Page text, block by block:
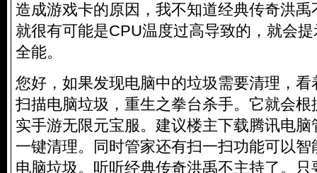
造成游戏卡的原因，我不知道经典传奇洪
就很有可能是CPU温度过高导致的，就会
全能。
您好，如果发现电脑中的垃圾需要清理，
扫描电脑垃圾，重生之拳台杀手。它就会
实手游无限元宝服。建议楼主下载腾讯电脑
一键清理。同时管家还有扫一扫功能可以
电脑垃圾。听听经典传奇洪禹不主持了。只